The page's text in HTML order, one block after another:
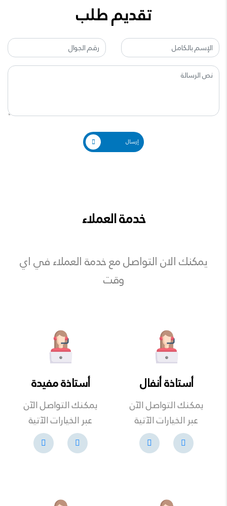
تقديم طلب
إرسال
خدمة العملاء
يمكنك الان التواصل مع خدمة العملاء في اي
وقت
أستاذة أنفال
يمكنك التواصل الآن
عبر الخيارات الآتية
أستاذة مفيدة
يمكنك التواصل الآن
عبر الخيارات الآتية